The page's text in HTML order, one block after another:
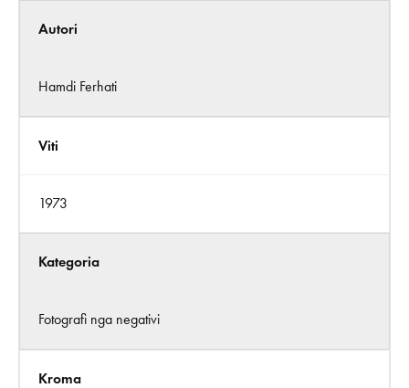
Autori
Hamdi Ferhati
Viti
1973
Kategoria
Fotografi nga negativi
Kroma